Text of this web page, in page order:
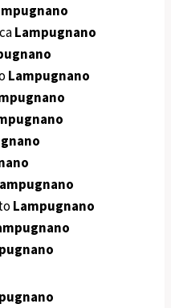
Lampugnano
Lampugnano
Lampugnano